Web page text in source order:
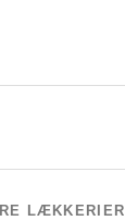
LÆKKERIER